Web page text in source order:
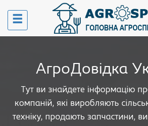
АгроДовідка
Тут ви знайдете інформацію
компаній, які виробляють
техніку, продають запчастини,